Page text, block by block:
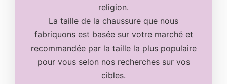
religion.
La taille de la chaussure que nous
fabriquons est basée sur votre marché et
recommandée par la taille la plus populaire
pour vous selon nos recherches sur vos
cibles.